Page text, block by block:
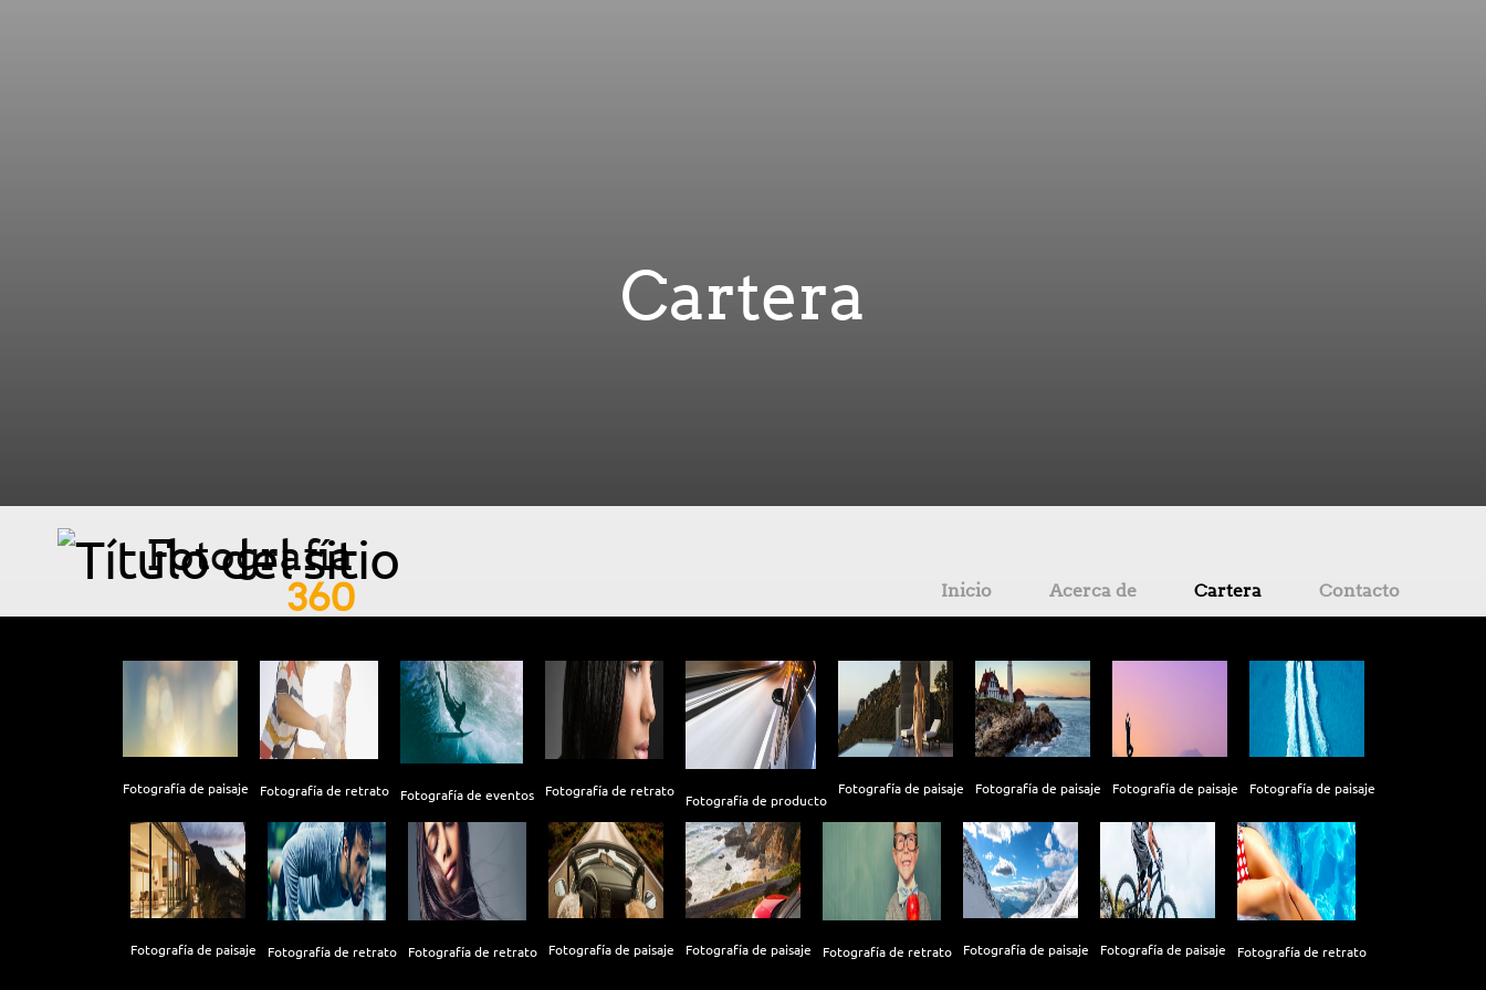
Cartera
Fotografía
360 Inicio Acerca de Cartera Contacto
Fotografía de paisaje Fotografía de retrato Fotografía de eventos Fotografía de retrato
Fotografía de producto
Fotografía de paisaje Fotografía de paisaje Fotografía de paisaje Fotografía de paisaje
Fotografía de paisaje Fotografía de retrato Fotografía de retrato Fotografía de paisaje Fotografía de paisaje Fotografía de retrato Fotografía de paisaje Fotografía de paisaje Fotografía de retrato